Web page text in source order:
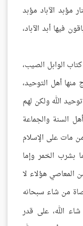
مؤبد الآباد مؤبد
فيها أبد الآباد،
الوابل الصيب،
منها أهل التوحيد،
الله ولكن لهم
السنة والجماعة
مات على الإسلام
بشرب الخمر وإما
المعاصي هؤلاء لا
من شاء سبحانه
الله، على قدر